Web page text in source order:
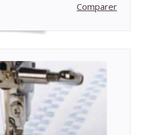
Comparer